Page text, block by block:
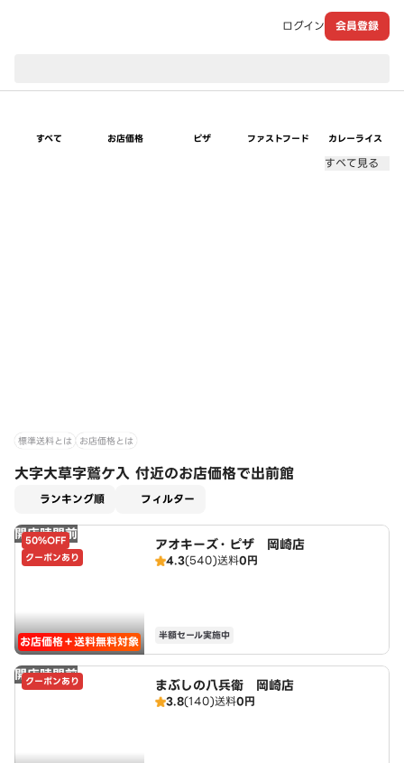
ログイン 会員登録
すべて お店価格 ピザ ファストフード カレーライス
すべて見る
標準送料とは お店価格とは
大字大草字鷲ケ入 付近のお店価格で出前館
ランキング順 フィルター
開店時間前
50%OFF
クーポンあり
お店価格＋送料無料対象
アオキーズ・ピザ 岡崎店
4.3(540)送料0円
半額セール実施中
開店時間前
クーポンあり まぶしの八兵衛 岡崎店
3.8(140)送料0円